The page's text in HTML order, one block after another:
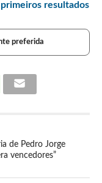
resultados
preferida
de Pedro Jorge
vencedores”